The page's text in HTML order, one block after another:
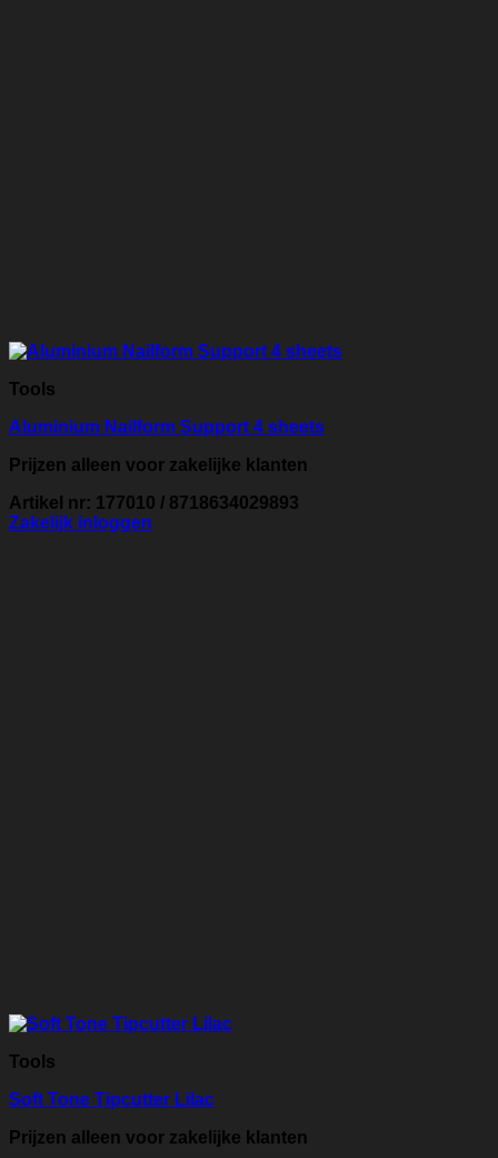
Tools
Aluminium Nailform Support 4 sheets
Prijzen alleen voor zakelijke klanten
Artikel nr: 177010 / 8718634029893
Zakelijk inloggen
Tools
Soft Tone Tipcutter Lilac
Prijzen alleen voor zakelijke klanten